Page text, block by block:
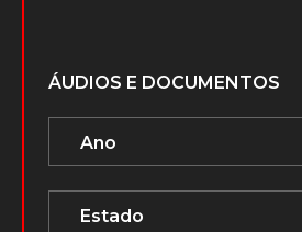
ÁUDIOS E DOCUMENTOS